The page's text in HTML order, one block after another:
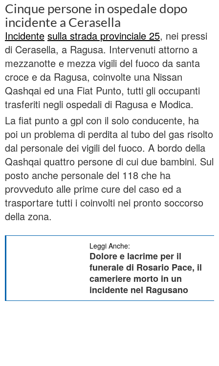
Cinque persone in ospedale dopo
incidente a Cerasella
Incidente sulla strada provinciale 25, nei pressi
di Cerasella, a Ragusa. Intervenuti attorno a
mezzanotte e mezza vigili del fuoco da santa
croce e da Ragusa, coinvolte una Nissan
Qashqai ed una Fiat Punto, tutti gli occupanti
trasferiti negli ospedali di Ragusa e Modica.
La fiat punto a gpl con il solo conducente, ha
poi un problema di perdita al tubo del gas risolto
dal personale dei vigili del fuoco. A bordo della
Qashqai quattro persone di cui due bambini. Sul
posto anche personale del 118 che ha
provveduto alle prime cure del caso ed a
trasportare tutti i coinvolti nei pronto soccorso
della zona.
Leggi Anche:
Dolore e lacrime per il
funerale di Rosario Pace, il
cameriere morto in un
incidente nel Ragusano